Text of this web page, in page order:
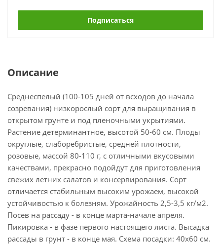
Подписаться
Описание
Среднеспелый (100-105 дней от всходов до начала
созревания) низкорослый сорт для выращивания в
открытом грунте и под пленочными укрытиями.
Растение детерминантное, высотой 50-60 см. Плоды
округлые, слаборебристые, средней плотности,
розовые, массой 80-110 г, с отличными вкусовыми
качествами, прекрасно подойдут для приготовления
свежих летних салатов и консервирования. Сорт
отличается стабильным высоким урожаем, высокой
устойчивостью к болезням. Урожайность 2,5-3,5 кг/м2.
Посев на рассаду - в конце марта-начале апреля.
Пикировка - в фазе первого настоящего листа. Высадка
рассады в грунт - в конце мая. Схема посадки: 40x60 см.